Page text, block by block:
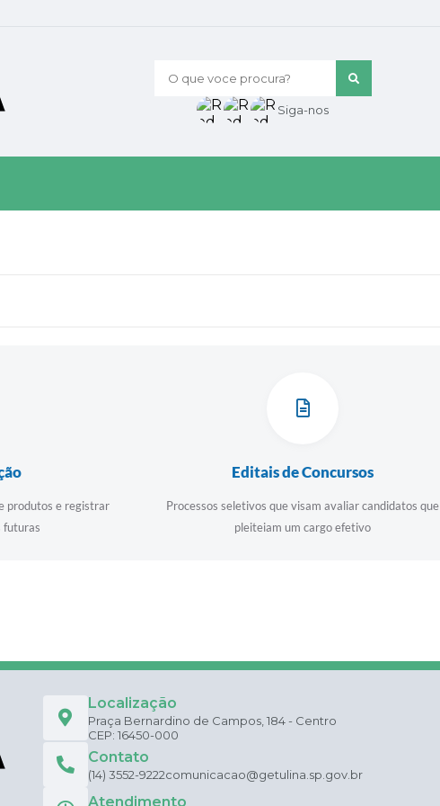
O que voce procura?
Siga-nos
produtos e registrar
futuras
Editais de Concursos
Processos seletivos que visam avaliar candidatos que
pleiteiam um cargo efetivo
Localização
Praça Bernardino de Campos, 184 - Centro
CEP: 16450-000
Contato
(14) 3552-9222comunicacao@getulina.sp.gov.br
Atendimento